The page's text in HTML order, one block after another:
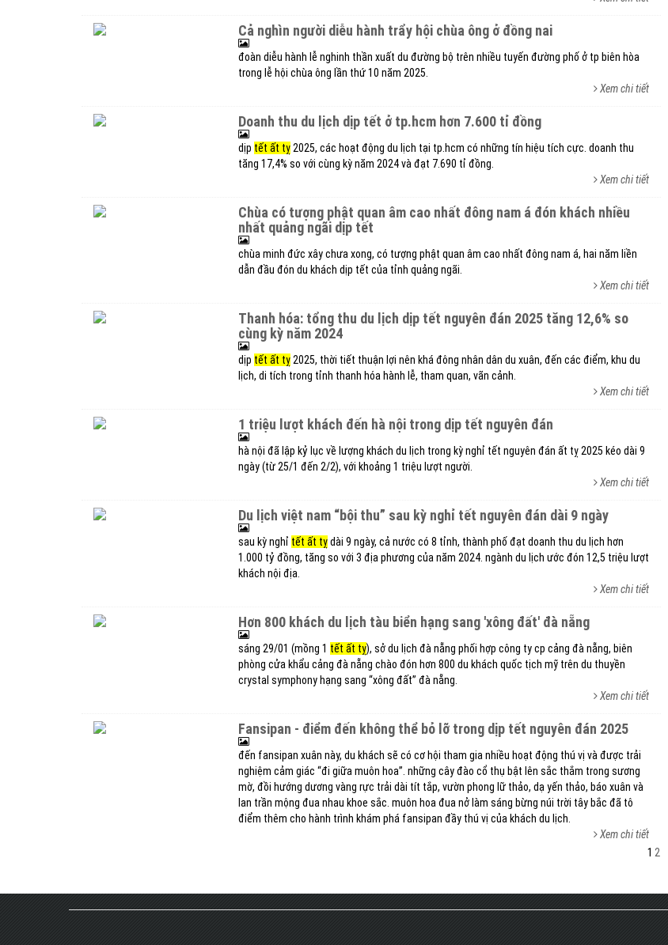
cả nghìn người diễu hành trẩy hội chùa ông ở đồng nai
đoàn diễu hành lễ nghinh thần xuất du đường bộ trên nhiều tuyến đường phố ở tp biên hòa
trong lễ hội chùa ông lần thứ 10 năm 2025.
Xem chi tiết
doanh thu du lịch dịp tết ở tp.hcm hơn 7.600 tỉ đồng
dịp tết ất tỵ2025, các hoạt động du lịch tại tp.hcm có những tín hiệu tích cực. doanh thu
tăng 17,4% so với cùng kỳ năm 2024 và đạt 7.690 tỉ đồng.
Xem chi tiết
chùa có tượng phật quan âm cao nhất đông nam á đón khách nhiều
nhất quảng ngãi dịp tết
chùa minh đức xây chưa xong, có tượng phật quan âm cao nhất đông nam á, hai năm liền
dẫn đầu đón du khách dịp tết của tỉnh quảng ngãi.
Xem chi tiết
thanh hóa: tổng thu du lịch dịp tết nguyên đán 2025 tăng 12,6% so
cùng kỳ năm 2024
dịp tết ất tỵ2025, thời tiết thuận lợi nên khá đông nhân dân du xuân, đến các điểm, khu du
lịch, di tích trong tỉnh thanh hóa hành lễ, tham quan, vãn cảnh.
Xem chi tiết
1 triệu lượt khách đến hà nội trong dịp tết nguyên đán
hà nội đã lập kỷ lục về lượng khách du lịch trong kỳ nghỉ tết nguyên đán ất tỵ 2025 kéo dài 9
ngày (từ 25/1 đến 2/2), với khoảng 1 triệu lượt người.
Xem chi tiết
du lịch việt nam “bội thu” sau kỳ nghỉ tết nguyên đán dài 9 ngày
sau kỳ nghỉ tết ất tỵdài 9 ngày, cả nước có 8 tỉnh, thành phố đạt doanh thu du lịch hơn
1.000 tỷ đồng, tăng so với 3 địa phương của năm 2024. ngành du lịch ước đón 12,5 triệu lượt
khách nội địa.
Xem chi tiết
hơn 800 khách du lịch tàu biển hạng sang 'xông đất' đà nẵng
sáng 29/01 (mồng 1 tết ất tỵ), sở du lịch đà nẵng phối hợp công ty cp cảng đà nẵng, biên
phòng cửa khẩu cảng đà nẵng chào đón hơn 800 du khách quốc tịch mỹ trên du thuyền
crystal symphony hạng sang “xông đất” đà nẵng.
Xem chi tiết
fansipan - điểm đến không thể bỏ lỡ trong dịp tết nguyên đán 2025
đến fansipan xuân này, du khách sẽ có cơ hội tham gia nhiều hoạt động thú vị và được trải
nghiệm cảm giác “đi giữa muôn hoa”. những cây đào cổ thụ bật lên sắc thắm trong sương
mờ, đồi hướng dương vàng rực trải dài tít tắp, vườn phong lữ thảo, dạ yến thảo, báo xuân và
lan trần mộng đua nhau khoe sắc. muôn hoa đua nở làm sáng bừng núi trời tây bắc đã tô
điểm thêm cho hành trình khám phá fansipan đầy thú vị của khách du lịch.
Xem chi tiết
1 2